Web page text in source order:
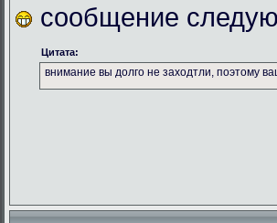
сообщение
Цитата:
внимание вы долго не заходтли, поэтому